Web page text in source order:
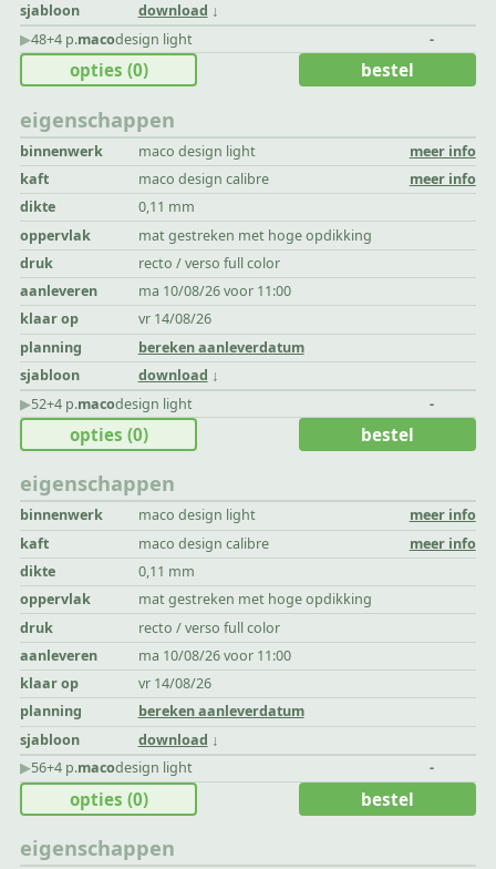
sjabloon
download
▶︎48+4 p.macodesign light -
eigenschappen
binnenwerk maco design light
meer info
kaft
maco design calibre
meer info
dikte
0,11 mm
oppervlak
mat gestreken met hoge opdikking
druk
recto / verso full color
aanleveren
ma 10/08/26 voor 11:00
klaar op
vr 14/08/26
planning
bereken aanleverdatum
sjabloon
download
opties (0) bestel
▶︎52+4 p.macodesign light -
eigenschappen
binnenwerk maco design light
meer info
kaft
maco design calibre
meer info
dikte
0,11 mm
oppervlak
mat gestreken met hoge opdikking
druk
recto / verso full color
aanleveren
ma 10/08/26 voor 11:00
klaar op
vr 14/08/26
planning
bereken aanleverdatum
sjabloon
download
opties (0) bestel
▶︎56+4 p.macodesign light -
eigenschappen
opties (0) bestel